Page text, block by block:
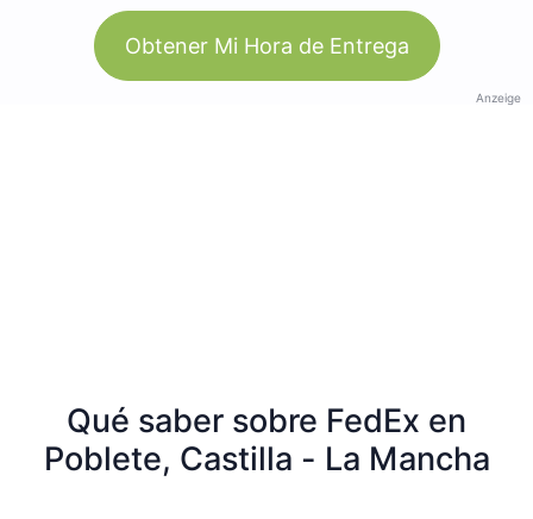
Obtener Mi Hora de Entrega
Anzeige
Qué saber sobre FedEx en
Poblete, Castilla - La Mancha